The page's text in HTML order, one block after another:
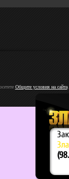
Общите условия на сайта.